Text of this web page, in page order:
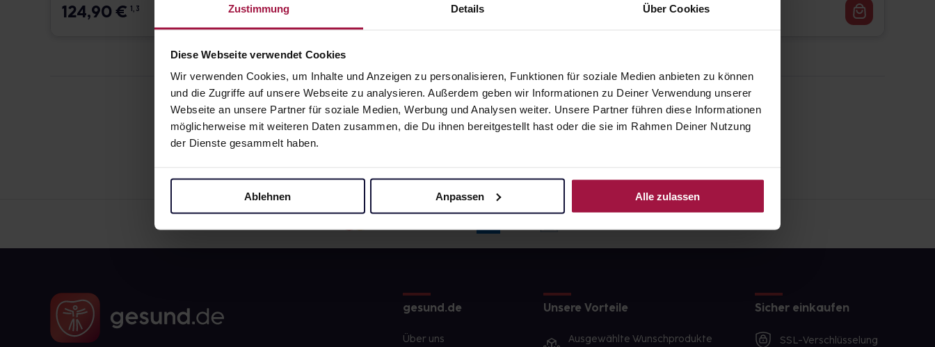
Zustimmung Details Über Cookies
Diese Webseite verwendet Cookies
Wir verwenden Cookies, um Inhalte und Anzeigen zu personalisieren, Funktionen für soziale Medien anbieten zu können
und die Zugriffe auf unsere Webseite zu analysieren. Außerdem geben wir Informationen zu Deiner Verwendung unserer
Webseite an unsere Partner für soziale Medien, Werbung und Analysen weiter. Unsere Partner führen diese Informationen
möglicherweise mit weiteren Daten zusammen, die Du ihnen bereitgestellt hast oder die sie im Rahmen Deiner Nutzung
der Dienste gesammelt haben.
Ablehnen Anpassen Alle zulassen
124,90€ 1, 3 17,66 16,62
gesund.de
Über uns
Unsere Vorteile
Ausgewählte Wunschprodukte
Sicher einkaufen
SSL-Verschlüsselung